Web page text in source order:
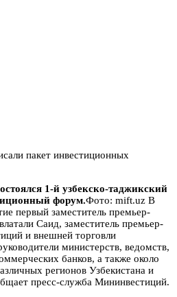
1-й узбекско-таджикский
форум.Фото: mift.uz В
первый заместитель премьер-
Саид, заместитель премьер-
и внешней торговли
министерств, ведомств,
банков, а также около
регионов Узбекистана и
пресс-служба Мининвестиций.